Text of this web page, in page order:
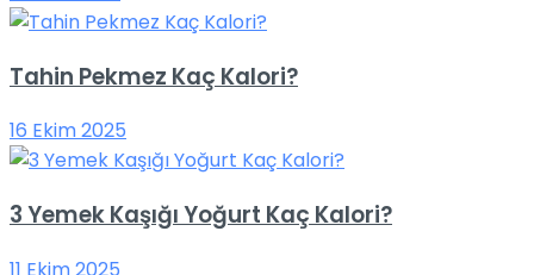
Tahin Pekmez Kaç Kalori?
16 Ekim 2025
3 Yemek Kaşığı Yoğurt Kaç Kalori?